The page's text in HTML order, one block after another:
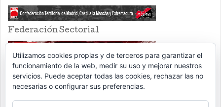
Federación Sectorial
Utilizamos cookies propias y de terceros para garantizar el
funcionamiento de la web, medir su uso y mejorar nuestros
servicios. Puede aceptar todas las cookies, rechazar las no
necesarias o configurar sus preferencias.